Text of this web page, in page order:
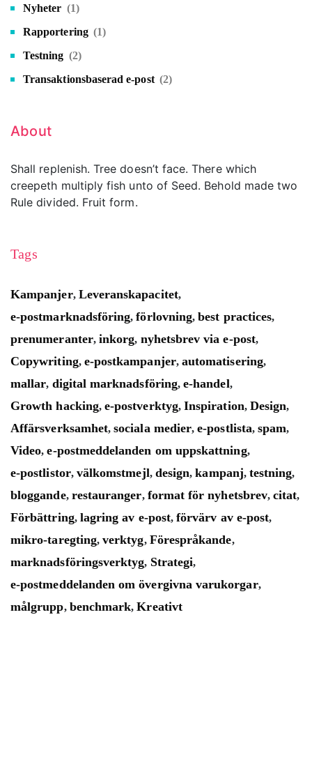
Nyheter (1)
Rapportering (1)
Testning (2)
Transaktionsbaserad e-post (2)
About
Shall replenish. Tree doesn’t face. There which
creepeth multiply fish unto of Seed. Behold made two
Rule divided. Fruit form.
Tags
Kampanjer, Leveranskapacitet,
e-postmarknadsföring,förlovning,best practices,
prenumeranter, inkorg, nyhetsbrev via e-post,
Copywriting, e-postkampanjer, automatisering,
mallar, digital marknadsföring,e-handel,
Growth hacking,e-postverktyg,Inspiration, Design,
Affärsverksamhet,sociala medier,e-postlista,spam,
Video,e-postmeddelanden om uppskattning,
e-postlistor, välkomstmejl, design,kampanj, testning,
bloggande, restauranger, format för nyhetsbrev,citat,
Förbättring, lagring av e-post,förvärv av e-post,
mikro-taregting,verktyg, Förespråkande,
marknadsföringsverktyg, Strategi,
e-postmeddelanden om övergivna varukorgar,
målgrupp, benchmark,Kreativt